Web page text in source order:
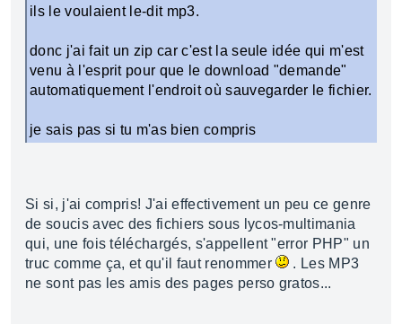
ils le voulaient le-dit mp3.
donc j'ai fait un zip car c'est la seule idée qui m'est
venu à l'esprit pour que le download "demande"
automatiquement l'endroit où sauvegarder le fichier.
je sais pas si tu m'as bien compris
Si si, j'ai compris! J'ai effectivement un peu ce genre
de soucis avec des fichiers sous lycos-multimania
qui, une fois téléchargés, s'appellent "error PHP" un
truc comme ça, et qu'il faut renommer
. Les MP3
ne sont pas les amis des pages perso gratos...